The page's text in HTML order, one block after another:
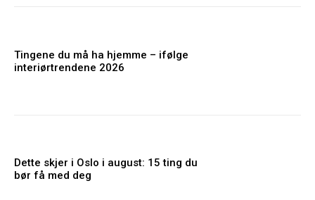
Tingene du må ha hjemme – ifølge
interiørtrendene 2026
Dette skjer i Oslo i august: 15 ting du
bør få med deg